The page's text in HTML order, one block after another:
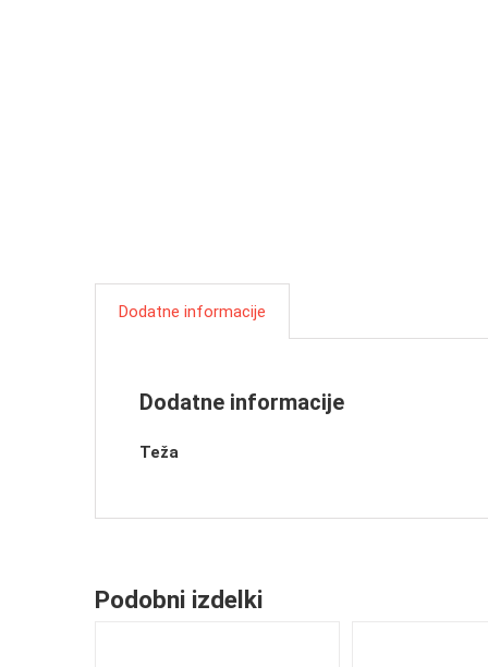
Dodatne informacije
Dodatne informacije
Teža
Podobni izdelki